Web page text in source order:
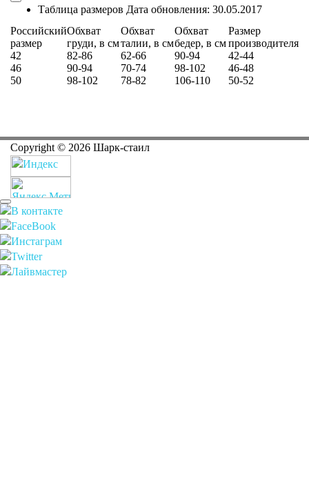
Таблица размеров Дата обновления: 30.05.2017
Российский
размер
Обхват
груди, в см
Обхват
талии, в см
Обхват
бедер, в см
Размер
производителя
42
82-86 62-66 90-94
42-44
46
90-94 70-74 98-102
46-48
50
98-102 78-82 106-110 50-52
Copyright © 2026 Шарк-стаил